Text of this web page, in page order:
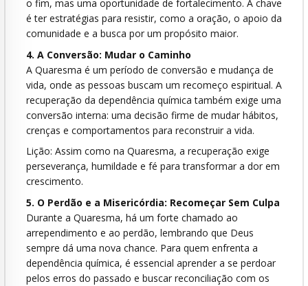
o fim, mas uma oportunidade de fortalecimento. A chave
é ter estratégias para resistir, como a oração, o apoio da
comunidade e a busca por um propósito maior.
4. A Conversão: Mudar o Caminho
A Quaresma é um período de conversão e mudança de
vida, onde as pessoas buscam um recomeço espiritual. A
recuperação da dependência química também exige uma
conversão interna: uma decisão firme de mudar hábitos,
crenças e comportamentos para reconstruir a vida.
Lição: Assim como na Quaresma, a recuperação exige
perseverança, humildade e fé para transformar a dor em
crescimento.
5. O Perdão e a Misericórdia: Recomeçar Sem Culpa
Durante a Quaresma, há um forte chamado ao
arrependimento e ao perdão, lembrando que Deus
sempre dá uma nova chance. Para quem enfrenta a
dependência química, é essencial aprender a se perdoar
pelos erros do passado e buscar reconciliação com os